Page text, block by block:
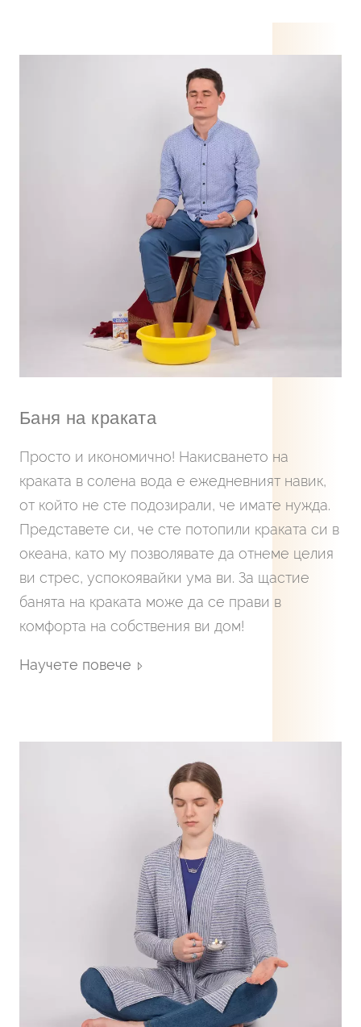
Баня на краката
Просто и икономично! Накисването на
краката в солена вода е ежедневният навик,
от който не сте подозирали, че имате нужда.
Представете си, че сте потопили краката си в
океана, като му позволявате да отнеме целия
ви стрес, успокоявайки ума ви. За щастие
банята на краката може да се прави в
комфорта на собствения ви дом!
Научете повече